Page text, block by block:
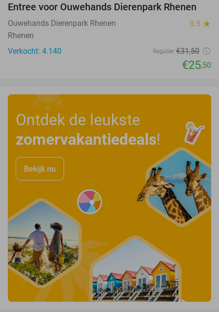
19%
Entree voor Ouwehands Dierenpark Rhenen
Ouwehands Dierenpark Rhenen 9.5 star
Rhenen
Verkocht: 4.140
Regulier €31,50
€25,50
Ontdek de leukste
zomervakantiedeals!
Bekijk nu